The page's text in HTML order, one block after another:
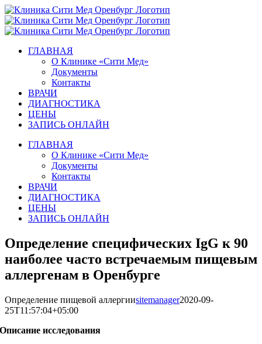
Skip
to
content
ГЛАВНАЯ
О Клинике «Сити Мед»
Документы
Контакты
ВРАЧИ
ДИАГНОСТИКА
ЦЕНЫ
ЗАПИСЬ ОНЛАЙН
ГЛАВНАЯ
О Клинике «Сити Мед»
Документы
Контакты
ВРАЧИ
ДИАГНОСТИКА
ЦЕНЫ
ЗАПИСЬ ОНЛАЙН
Определение специфических IgG к 90
наиболее часто встречаемым пищевым
аллергенам в Оренбурге
Определение пищевой аллергииsitemanager2020-09-
25T11:57:04+05:00
Описание исследования